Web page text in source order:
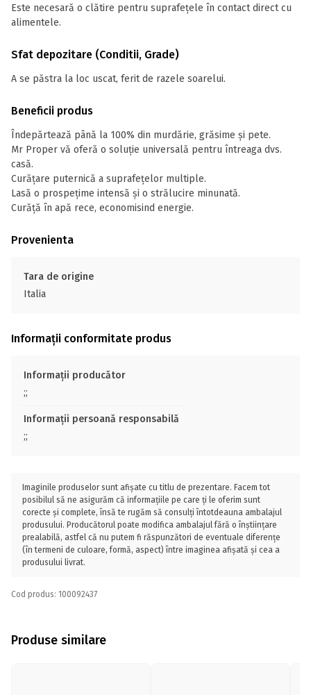
Este necesară o clătire pentru suprafeţele în contact direct cu
alimentele.
Sfat depozitare (Conditii, Grade)
A se păstra la loc uscat, ferit de razele soarelui.
Beneficii produs
Îndepărtează până la 100% din murdărie, grăsime şi pete.
Mr Proper vă oferă o soluţie universală pentru întreaga dvs.
casă.
Curăţare puternică a suprafeţelor multiple.
Lasă o prospețime intensă şi o strălucire minunată.
Curăţă în apă rece, economisind energie.
Provenienta
Tara de origine
Italia
Informații conformitate produs
Informații producător
;;
Informații persoană responsabilă
;;
Imaginile produselor sunt afișate cu titlu de prezentare. Facem tot
posibilul să ne asigurăm că informațiile pe care ți le oferim sunt
corecte și complete, însă te rugăm să consulți întotdeauna ambalajul
produsului. Producătorul poate modifica ambalajul fără o înștiințare
prealabilă, astfel că nu putem fi răspunzători de eventuale diferențe
(în termeni de culoare, formă, aspect) între imaginea afișată și cea a
produsului livrat.
Cod produs: 100092437
Produse similare